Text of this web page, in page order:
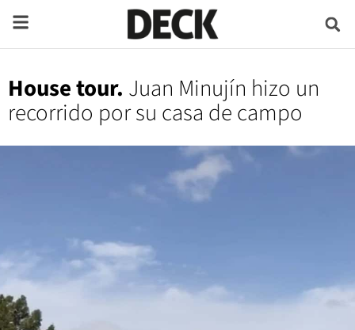
House tour. Juan Minujín hizo un
recorrido por su casa de campo